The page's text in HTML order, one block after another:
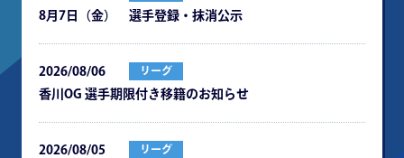
8月7日（金） 選手登録・抹消公示
2026/08/06 リーグ
⾹川OG 選⼿期限付き移籍のお知らせ
2026/08/05 リーグ